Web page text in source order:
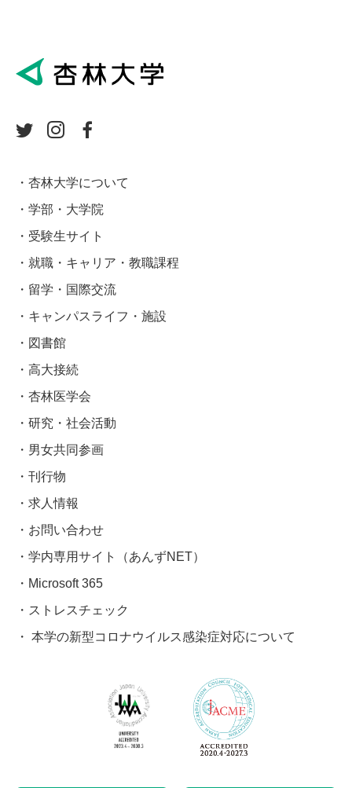
杏林大学について
学部・大学院
受験生サイト
就職・キャリア・教職課程
留学・国際交流
キャンパスライフ・施設
図書館
高大接続
杏林医学会
研究・社会活動
男女共同参画
刊行物
求人情報
お問い合わせ
学内専用サイト（あんずNET）
Microsoft 365
ストレスチェック
本学の新型コロナウイルス感染症対応について